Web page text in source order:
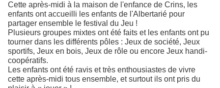
Cette après-midi à la maison de l'enfance de Crins, les
enfants ont accueilli les enfants de l'Albertarié pour
partager ensemble le festival du Jeu !
Plusieurs groupes mixtes ont été faits et les enfants ont pu
tourner dans les différents pôles : Jeux de société, Jeux
sportifs, Jeux en bois, Jeux de rôle ou encore Jeux handi-
coopératifs.
Les enfants ont été ravis et très enthousiastes de vivre
cette après-midi tous ensemble, et surtout ils ont pris du